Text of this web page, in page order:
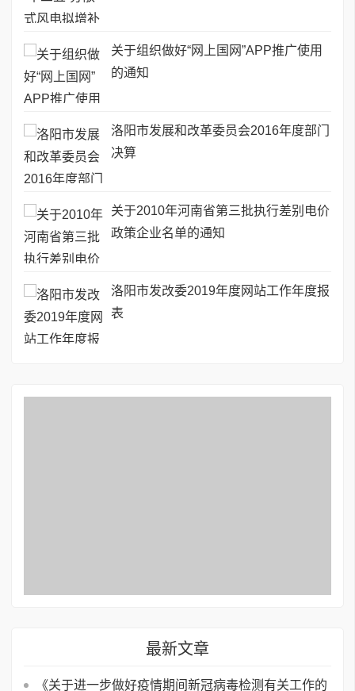
关于组织做好“网上国网”APP推广使用
的通知
洛阳市发展和改革委员会2016年度部门
决算
关于2010年河南省第三批执行差别电价
政策企业名单的通知
洛阳市发改委2019年度网站工作年度报
表
最新文章
《关于进一步做好疫情期间新冠病毒检测有关工作的